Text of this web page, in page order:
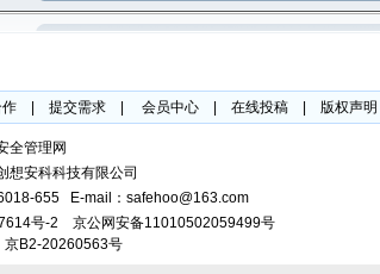
| 提交需求| 会员中心| 在线投稿| 版权声明
全管理网
想安科科技有限公司
655 E-mail：safehoo@163.com
号-2
京公网安备11010502059499号
京B2-20260563号